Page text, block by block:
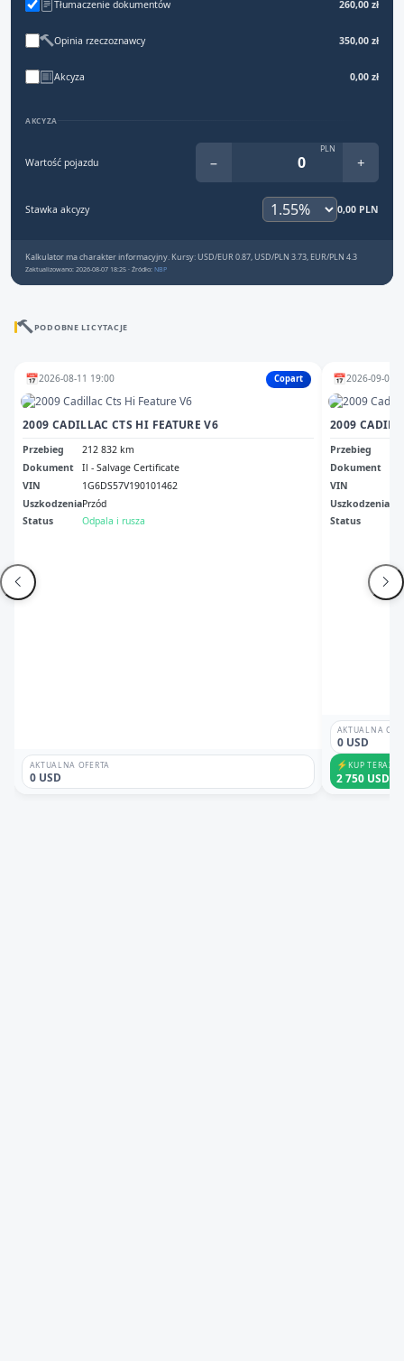
Tłumaczenie dokumentów 260,00 zł
Opinia rzeczoznawcy 350,00 zł
Akcyza 0,00 zł
AKCYZA
Wartość pojazdu −
PLN
+
Stawka akcyzy 0,00 PLN
Kalkulator ma charakter informacyjny. Kursy: USD/EUR 0.87, USD/PLN 3.73, EUR/PLN 4.3
Zaktualizowano: 2026-08-07 18:25 · Źródło: NBP
PODOBNE LICYTACJE
📅2026-08-11 19:00 Copart
2009 CADILLAC CTS HI FEATURE V6
Przebieg
212 832 km
Dokument
Il - Salvage Certificate
VIN
1G6DS57V190101462
UszkodzeniaPrzód
Status
Odpala i rusza
AKTUALNA OFERTA
0 USD
📅2026-09-04
2009
Przebieg
Dokument
VIN
Uszkodzenia
Status
AKTUALNA
0 USD
⚡KUP TERAZ
2 750 USD